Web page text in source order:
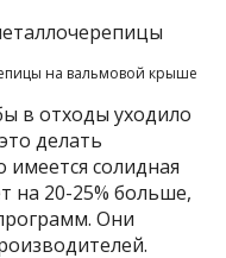
на вальмовой крыше
в отходы уходило
делать
солидная
на 20-25% больше,
Они